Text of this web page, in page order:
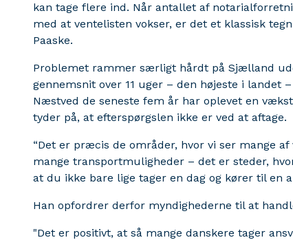
kan tage flere ind. Når antallet af
med at ventelisten vokser, er det et klassisk
Paaske.
Problemet rammer særligt hårdt på Sjælland
gennemsnit over 11 uger – den højeste i landet
Næstved de seneste fem år har oplevet en
tyder på, at efterspørgslen ikke er ved at aftage.
“Det er præcis de områder, hvor vi ser mange
mange transportmuligheder – det er steder,
at du ikke bare lige tager en dag og kører til en
Han opfordrer derfor myndighederne til at
"Det er positivt, at så mange danskere tager